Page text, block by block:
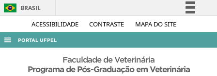
ACESSIBILIDADE CONTRASTE MAPA DO SITE
BRASIL
Simplifique!
Acesso à informação
PORTAL UFPEL
ACESSO À INFORMAÇÃO
AUDITORIA
Faculdade de Veterinária
Programa de Pós-Graduação em Veterinária